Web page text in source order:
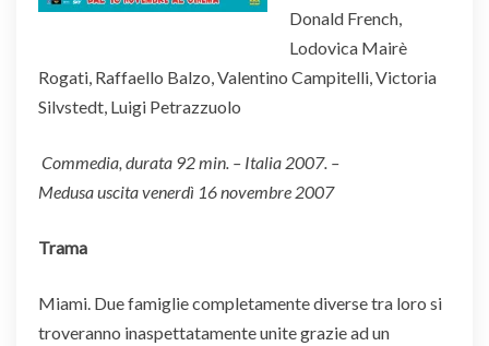
Donald French,
Lodovica Mairè
Rogati, Raffaello Balzo, Valentino Campitelli, Victoria
Silvstedt, Luigi Petrazzuolo
Commedia, durata 92 min. – Italia 2007. –
Medusa uscita venerdì 16 novembre 2007
Trama
Miami. Due famiglie completamente diverse tra loro si
troveranno inaspettatamente unite grazie ad un